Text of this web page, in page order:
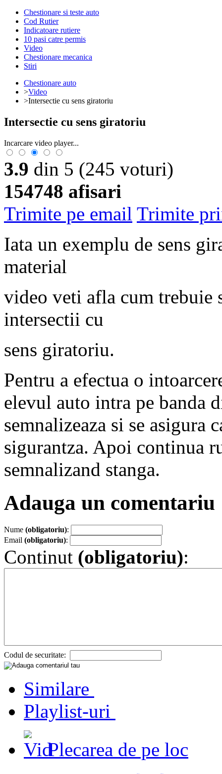
Chestionare si teste auto
Cod Rutier
Indicatoare rutiere
10 pasi catre permis
Video
Chestionare mecanica
Stiri
Chestionare auto
>Video
>Intersectie cu sens giratoriu
Intersectie cu sens giratoriu
Incarcare video player...
3.9 din 5 (245 voturi)
154748 afisari
Trimite pe email Trimite
Iata un exemplu de sens
material
video veti afla cum trebuie
intersectii cu
sens giratoriu.
Pentru a efectua o
elevul auto intra pe banda
semnalizeaza si se asigura
sigurantza. Apoi continua
semnalizand stanga.
Adauga un comentariu
Nume (obligatoriu):
Email (obligatoriu):
Continut (obligatoriu):
Codul de securitate:
Similare
Playlist-uri
Plecarea de pe loc